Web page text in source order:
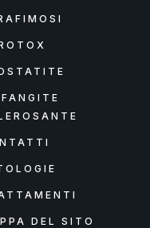
DEL SITO